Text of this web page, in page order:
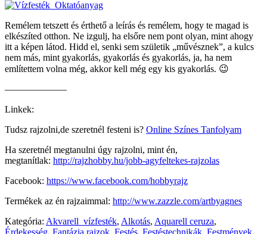
Remélem tetszett és érthető a leírás és remélem, hogy te magad is
elkészíted otthon. Ne izgulj, ha elsőre nem pont olyan, mint ahogy
itt a képen látod. Hidd el, senki sem születik „művésznek”, a kulcs
nem más, mint gyakorlás, gyakorlás és gyakorlás, ja, ha nem
említettem volna még, akkor kell még egy kis gyakorlás. 😉
——————–
Linkek:
Tudsz rajzolni,de szeretnél festeni is? Online Színes Tanfolyam
Ha szeretnél megtanulni úgy rajzolni, mint én,
megtanítlak: http://rajzhobby.hu/jobb-agyfeltekes-rajzolas
Facebook: https://www.facebook.com/hobbyrajz
Termékek az én rajzaimmal: http://www.zazzle.com/artbyagnes
Kategória: Akvarell_vízfesték, Alkotás, Aquarell ceruza,
Érdekesség, Fantázia rajzok, Festés, Festéstechnikák, Festmények,